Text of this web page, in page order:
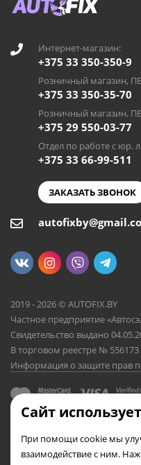
Интернет-магазин:
+375 33 350-350-9
Розничный магазин,
+375 33 350-35-70
Розничный магазин,
+375 29 550-03-77
Отдел по работе с юр.
+375 33 66-99-511
ЗАКАЗАТЬ ЗВОНОК
2019 - 2026 © AUTOFIX.BY
Частное предприятие
Свидетельство выдано
В торговом реестре № 556173
Информация о защите прав
Сайт
При помощи cookie мы
взаимодействие с ним.